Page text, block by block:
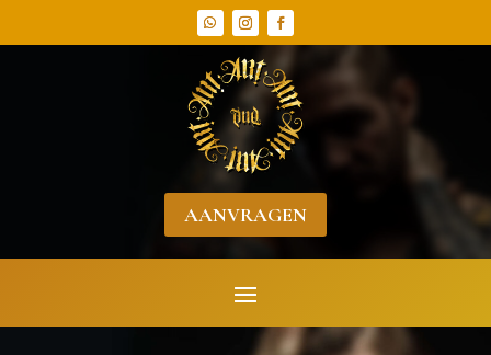
AANVRAGEN